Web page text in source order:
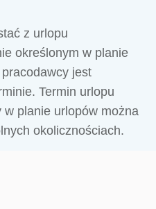
z urlopu
określonym w planie
jest
Termin urlopu
planie urlopów można
okolicznościach.